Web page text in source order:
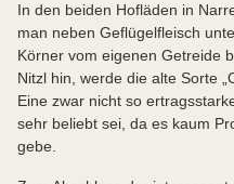
In den beiden Hofläden in
man neben Geflügelfleisch
Körner vom eigenen Getreide
Nitzl hin, werde die alte Sorte
Eine zwar nicht so
sehr beliebt sei, da es kaum
gebe.